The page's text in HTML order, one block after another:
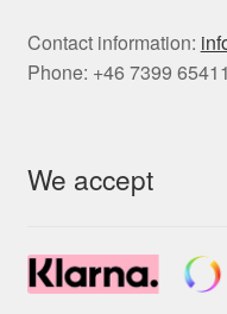
Contact information:
Phone: +46 7399 65411
We accept